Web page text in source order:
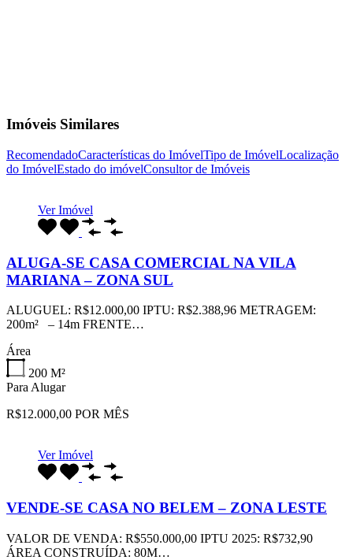
Imóveis Similares
RecomendadoCaracterísticas do ImóvelTipo de ImóvelLocalização
do ImóvelEstado do imóvelConsultor de Imóveis
Ver Imóvel
ALUGA-SE CASA COMERCIAL NA VILA
MARIANA – ZONA SUL
ALUGUEL: R$12.000,00 IPTU: R$2.388,96 METRAGEM:
200m² – 14m FRENTE…
Área
200 M²
Para Alugar
R$12.000,00 POR MÊS
Ver Imóvel
VENDE-SE CASA NO BELEM – ZONA LESTE
VALOR DE VENDA: R$550.000,00 IPTU 2025: R$732,90
ÁREA CONSTRUÍDA: 80M…